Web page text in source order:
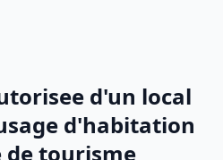
d'un local
d'habitation
de tourisme